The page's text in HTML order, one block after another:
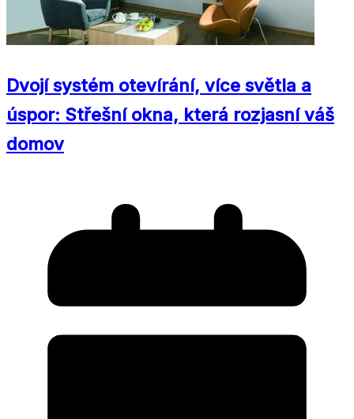
Dvojí systém otevírání, více světla a
úspor: Střešní okna, která rozjasní váš
domov